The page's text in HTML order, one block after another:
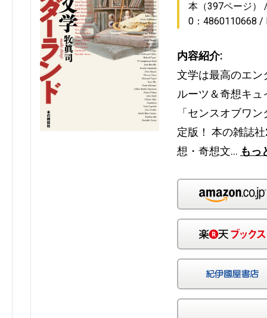
本（397ページ）
0：4860110668
内容紹介:
文学は最高のエン
ルーツ＆奇想キ
「センスオブワ
定版！ 本の雑誌
想・奇想文… もっ